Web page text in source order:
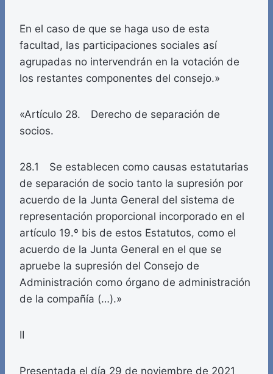
En el caso de que se haga uso de esta
facultad, las participaciones sociales así
agrupadas no intervendrán en la votación de
los restantes componentes del consejo.»
«Artículo 28. Derecho de separación de
socios.
28.1 Se establecen como causas estatutarias
de separación de socio tanto la supresión por
acuerdo de la Junta General del sistema de
representación proporcional incorporado en el
artículo 19.º bis de estos Estatutos, como el
acuerdo de la Junta General en el que se
apruebe la supresión del Consejo de
Administración como órgano de administración
de la compañía (…).»
II
Presentada el día 29 de noviembre de 2021